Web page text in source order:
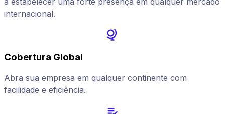
internacional.
Cobertura Global
Abra sua empresa em qualquer continente com
facilidade e eficiência.